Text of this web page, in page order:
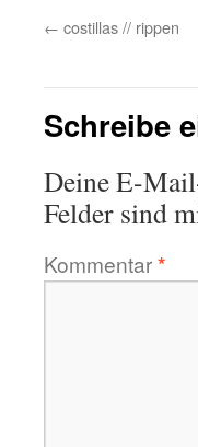
← costillas // rippen
Schreibe
Deine E-
Felder sind
Kommentar*